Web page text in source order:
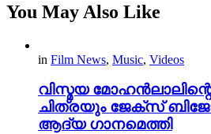
You May Also Like
in Film News, Music, Videos
വിസ്മയ മോഹൻലാലിന്റെ
ചിത്രയും ജേക്സ്
ആദ്യ ഗാനമെത്തി